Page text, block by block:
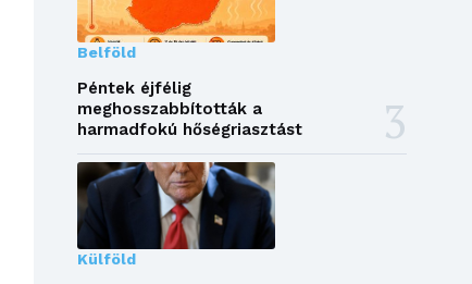
Belföld
Péntek éjfélig
meghosszabbították a
harmadfokú hőségriasztást
Külföld